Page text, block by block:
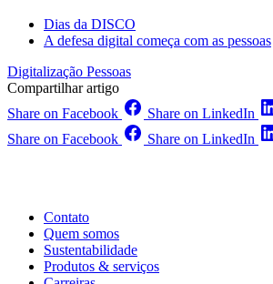
Dias da DISCO
A defesa digital começa com as pessoas
Digitalização Pessoas
Compartilhar artigo
Share on Facebook
Share on LinkedIn
Share on Facebook
Share on LinkedIn
Contato
Quem somos
Sustentabilidade
Produtos & serviços